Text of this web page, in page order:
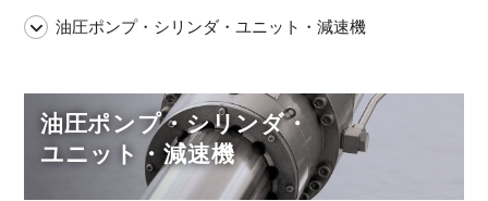
油圧ポンプ・シリンダ・ユニット・減速機
油圧ポンプ・シリンダ・
ユニット・減速機